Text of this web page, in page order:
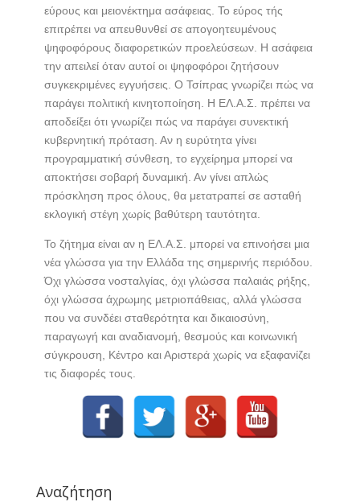
εύρους και μειονέκτημα ασάφειας. Το εύρος τής
επιτρέπει να απευθυνθεί σε απογοητευμένους
ψηφοφόρους διαφορετικών προελεύσεων. Η ασάφεια
την απειλεί όταν αυτοί οι ψηφοφόροι ζητήσουν
συγκεκριμένες εγγυήσεις. Ο Τσίπρας γνωρίζει πώς να
παράγει πολιτική κινητοποίηση. Η ΕΛ.Α.Σ. πρέπει να
αποδείξει ότι γνωρίζει πώς να παράγει συνεκτική
κυβερνητική πρόταση. Αν η ευρύτητα γίνει
προγραμματική σύνθεση, το εγχείρημα μπορεί να
αποκτήσει σοβαρή δυναμική. Αν γίνει απλώς
πρόσκληση προς όλους, θα μετατραπεί σε ασταθή
εκλογική στέγη χωρίς βαθύτερη ταυτότητα.
Το ζήτημα είναι αν η ΕΛ.Α.Σ. μπορεί να επινοήσει μια
νέα γλώσσα για την Ελλάδα της σημερινής περιόδου.
Όχι γλώσσα νοσταλγίας, όχι γλώσσα παλαιάς ρήξης,
όχι γλώσσα άχρωμης μετριοπάθειας, αλλά γλώσσα
που να συνδέει σταθερότητα και δικαιοσύνη,
παραγωγή και αναδιανομή, θεσμούς και κοινωνική
σύγκρουση, Κέντρο και Αριστερά χωρίς να εξαφανίζει
τις διαφορές τους.
Αναζήτηση